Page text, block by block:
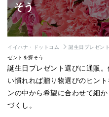
そう
イイハナ・ドットコム 誕生日プレゼン
ゼントを探そう
誕生日プレゼント選びに通販
い慣れれば贈り物選びのヒン
ンの中から希望に合わせて細
づくし。